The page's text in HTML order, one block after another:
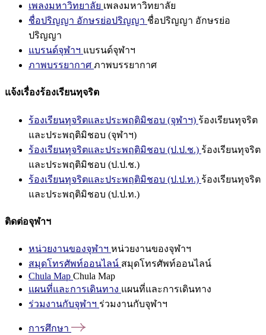
เพลงมหาวิทยาลัย เพลงมหาวิทยาลัย
ชื่อปริญญา อักษรย่อปริญญา ชื่อปริญญา อักษรย่อ
ปริญญา
แบรนด์จุฬาฯ แบรนด์จุฬาฯ
ภาพบรรยากาศ ภาพบรรยากาศ
แจ้งเรื่องร้องเรียนทุจริต
ร้องเรียนทุจริตและประพฤติมิชอบ (จุฬาฯ) ร้องเรียนทุจริต
และประพฤติมิชอบ (จุฬาฯ)
ร้องเรียนทุจริตและประพฤติมิชอบ (ป.ป.ช.) ร้องเรียนทุจริต
และประพฤติมิชอบ (ป.ป.ช.)
ร้องเรียนทุจริตและประพฤติมิชอบ (ป.ป.ท.) ร้องเรียนทุจริต
และประพฤติมิชอบ (ป.ป.ท.)
ติดต่อจุฬาฯ
หน่วยงานของจุฬาฯ หน่วยงานของจุฬาฯ
สมุดโทรศัพท์ออนไลน์ สมุดโทรศัพท์ออนไลน์
Chula Map Chula Map
แผนที่และการเดินทาง แผนที่และการเดินทาง
ร่วมงานกับจุฬาฯ ร่วมงานกับจุฬาฯ
การศึกษา